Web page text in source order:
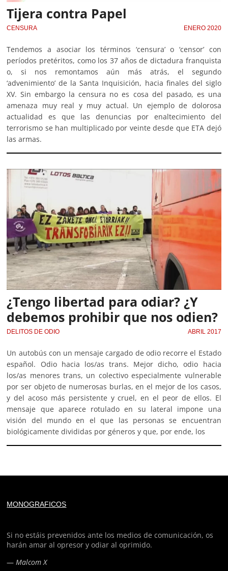
Tijera contra Papel
CENSURA ENERO 2020
Tendemos a asociar los términos ‘censura’ o ‘censor’ con
períodos pretéritos, como los 37 años de dictadura franquista
o, si nos remontamos aún más atrás, el segundo
‘advenimiento’ de la Santa Inquisición, hacia finales del siglo
XV. Sin embargo la censura no es cosa del pasado, es una
amenaza muy real y muy actual. Un ejemplo de dolorosa
actualidad es que las denuncias por enaltecimiento del
terrorismo se han multiplicado por veinte desde que ETA dejó
las armas.
¿Tengo libertad para odiar? ¿Y
debemos prohibir que nos odien?
DELITOS DE ODIO ABRIL 2017
Un autobús con un mensaje cargado de odio recorre el Estado
español. Odio hacia los/as trans. Mejor dicho, odio hacia
los/as menores trans, un colectivo especialmente vulnerable
por ser objeto de numerosas burlas, en el mejor de los casos,
y del acoso más persistente y cruel, en el peor de ellos. El
mensaje que aparece rotulado en su lateral impone una
visión del mundo en el que las personas se encuentran
biológicamente divididas por géneros y que, por ende, los
MONOGRAFICOS
Si no estáis prevenidos ante los medios de comunicación, os
harán amar al opresor y odiar al oprimido.
— Malcom X
of type string is deprecated in
rgpd/lib/vendor/Mustache/Tokenizer.phpon line110
Deprecated: trim(): Passing null to parameter #1 ($string)